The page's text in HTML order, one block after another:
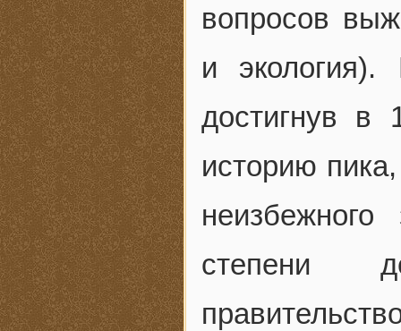
вопросов
и
достигнув в
историю
степени